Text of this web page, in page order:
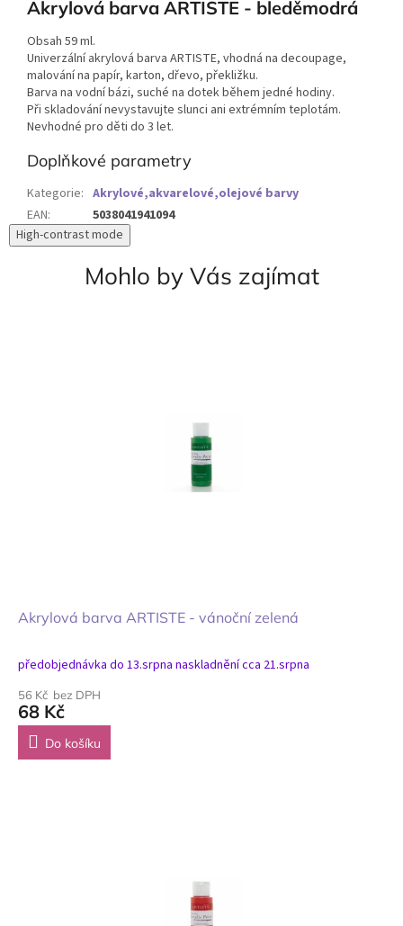
Akrylová barva ARTISTE - bleděmodrá
Obsah 59 ml.
Univerzální akrylová barva ARTISTE, vhodná na decoupage,
malování na papír, karton, dřevo, překližku.
Barva na vodní bázi, suché na dotek během jedné hodiny.
Při skladování nevystavujte slunci ani extrémním teplotám.
Nevhodné pro děti do 3 let.
Doplňkové parametry
Kategorie: Akrylové,akvarelové,olejové barvy
EAN:
5038041941094
High-contrast mode
Mohlo by Vás zajímat
Akrylová barva ARTISTE - vánoční zelená
předobjednávka do 13.srpna naskladnění cca 21.srpna
56 Kč bez DPH
68 Kč
Do košíku